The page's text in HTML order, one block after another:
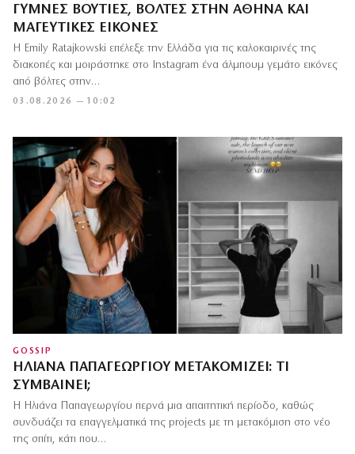
ΓΥΜΝΈΣ ΒΟΥΤΙΈΣ, ΒΌΛΤΕΣ ΣΤΗΝ ΑΘΉΝΑ ΚΑΙ
ΜΑΓΕΥΤΙΚΈΣ ΕΙΚΌΝΕΣ
03.08.2026 — 10:02
Η Emily Ratajkowski επέλεξε την Ελλάδα για τις καλοκαιρινές της
διακοπές και μοιράστηκε στο Instagram ένα άλμπουμ γεμάτο εικόνες
από βόλτες στην…
GOSSIP
ΗΛΙΆΝΑ ΠΑΠΑΓΕΩΡΓΊΟΥ ΜΕΤΑΚΟΜΊΖΕΙ: ΤΙ
ΣΥΜΒΑΊΝΕΙ;
Η Ηλιάνα Παπαγεωργίου περνά μια απαιτητική περίοδο, καθώς
συνδυάζει τα επαγγελματικά της projects με τη μετακόμιση στο νέο
της σπίτι, κάτι που…